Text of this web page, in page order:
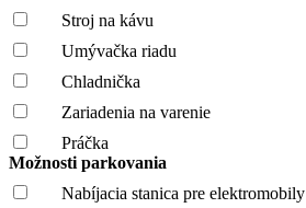
Stroj na kávu
Umývačka riadu
Chladnička
Zariadenia na varenie
Práčka
Možnosti parkovania
Nabíjacia stanica pre elektromobily